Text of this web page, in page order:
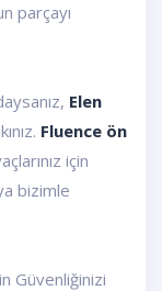
parçayı
Elen
Fluence ön
için
bizimle
Güvenliğinizi